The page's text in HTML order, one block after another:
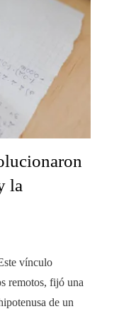
la
vínculo
remotos, fijó una
de un